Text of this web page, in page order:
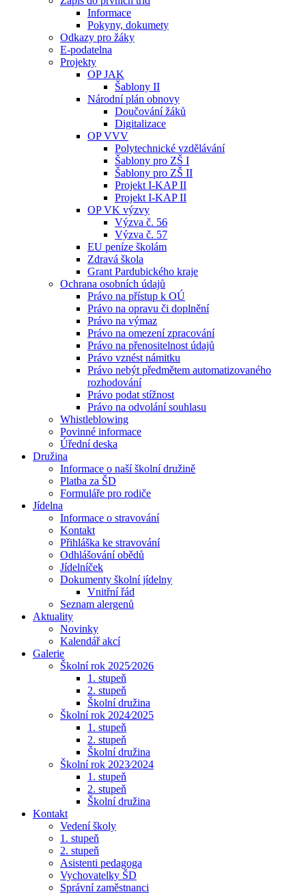
Informace
Pokyny, dokumety
Odkazy pro žáky
E-podatelna
Projekty
OP JAK
Šablony II
Národní plán obnovy
Doučování žáků
Digitalizace
OP VVV
Polytechnické vzdělávání
Šablony pro ZŠ I
Šablony pro ZŠ II
Projekt I-KAP II
Projekt I-KAP II
OP VK výzvy
Výzva č. 56
Výzva č. 57
EU peníze školám
Zdravá škola
Grant Pardubického kraje
Ochrana osobních údajů
Právo na přístup k OÚ
Právo na opravu či doplnění
Právo na výmaz
Právo na omezení zpracování
Právo na přenositelnost údajů
Právo vznést námitku
Právo nebýt předmětem automatizovaného
rozhodování
Právo podat stížnost
Právo na odvolání souhlasu
Whistleblowing
Povinné informace
Úřední deska
Družina
Informace o naší školní družině
Platba za ŠD
Formuláře pro rodiče
Jídelna
Informace o stravování
Kontakt
Přihláška ke stravování
Odhlášování obědů
Jídelníček
Dokumenty školní jídelny
Vnitřní řád
Seznam alergenů
Aktuality
Novinky
Kalendář akcí
Galerie
Školní rok 2025⁄2026
1. stupeň
2. stupeň
Školní družina
Školní rok 2024⁄2025
1. stupeň
2. stupeň
Školní družina
Školní rok 2023⁄2024
1. stupeň
2. stupeň
Školní družina
Kontakt
Vedení školy
1. stupeň
2. stupeň
Asistenti pedagoga
Vychovatelky ŠD
Správní zaměstnanci